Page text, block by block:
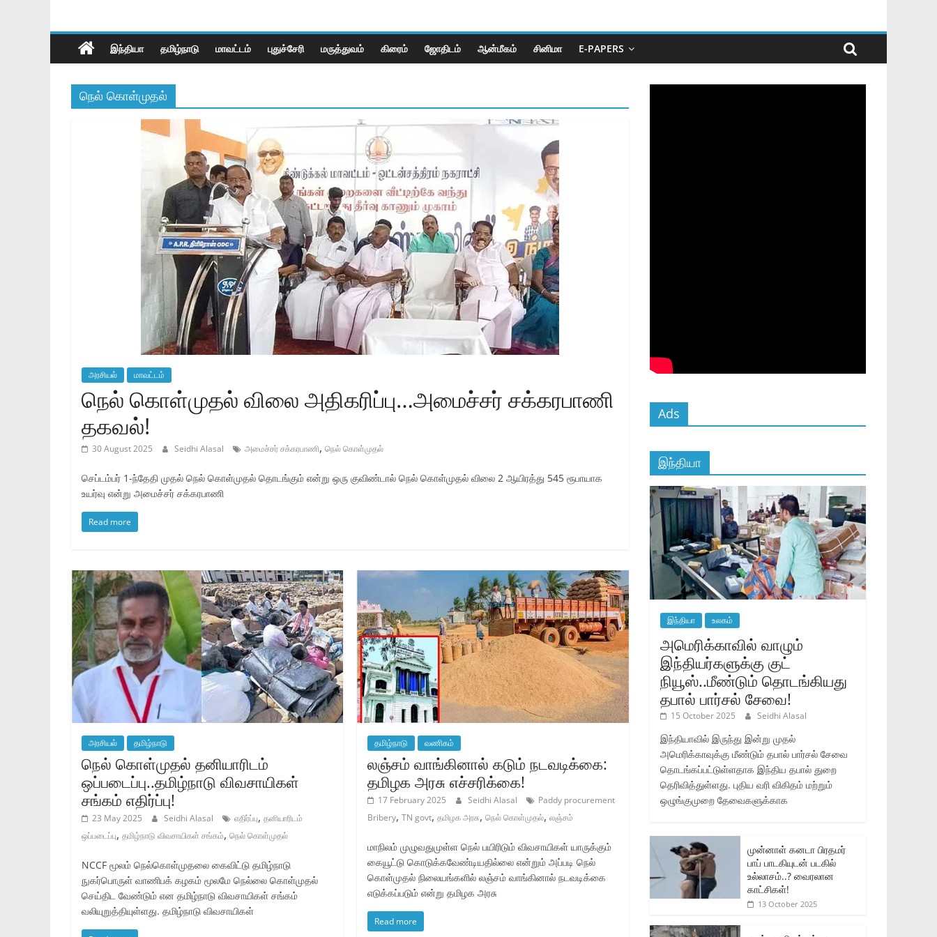
இந்தியா தமிழ்நாடு மாவட்டம் புதுச்சேரி மருத்துவம் கிரைம் ஜோ‌திட‌ம் ஆன்மீகம் சினிமா E-PAPERS
நெல் கொள்முதல்
அரசியல் மாவட்டம்
நெல் கொள்முதல் விலை அதிகரிப்பு…அமைச்சர் சக்கரபாணி
தகவல்!
30 August 2025 Seidhi Alasal அமைச்சர் சக்கரபாணி, நெல் கொள்முதல்
செப்டம்பர் 1-ந்தேதி முதல் நெல் கொள்முதல் தொடங்கும் என்று ஒரு குவிண்டால் நெல் கொள்முதல் விலை 2 ஆயிரத்து 545 ரூபாயாக
உயர்வு என்று அமைச்சர் சக்கரபாணி
Read more
அரசியல் தமிழ்நாடு
நெல் கொள்முதல் தனியாரிடம்
ஒப்படைப்பு..தமிழ்நாடு விவசாயிகள்
சங்கம் எதிர்ப்பு!
23 May 2025 Seidhi Alasal எதிர்ப்பு, தனியாரிடம்
ஒப்படைப்பு, தமிழ்நாடு விவசாயிகள் சங்கம், நெல் கொள்முதல்
NCCF மூலம் நெல்கொள்முதலை கைவிட்டு தமிழ்நாடு
நுகர்பொருள் வாணிபக் கழகம் மூலமே நெல்லை கொள்முதல்
செய்திட வேண்டும் என தமிழ்நாடு விவசாயிகள் சங்கம்
வலியுறுத்தியுள்ளது. தமிழ்நாடு விவசாயிகள்
தமிழ்நாடு வணிகம்
லஞ்சம் வாங்கினால் கடும் நடவடிக்கை:
தமிழக அரசு எச்சரிக்கை!
17 February 2025 Seidhi Alasal
Paddy procurement
Bribery,TN govt,தமிழக அரசு,நெல் கொள்முதல்,லஞ்சம்
மாநிலம் முழுவதுமுள்ள நெல் பயிரிடும் விவசாயிகள் யாருக்கும்
கையூட்டு கொடுக்கவேண்டியதில்லை என்றும் அப்படி நெல்
கொள்முதல் நிலையங்களில் லஞ்சம் வாங்கினால் நடவடிக்கை
எடுக்கப்படும் என்று தமிழக அரசு
Read more
Ads
இந்தியா
இந்தியா உலகம்
அமெரிக்காவில் வாழும்
இந்தியர்களுக்கு குட்
நியூஸ்..மீண்டும் தொடங்கியது
தபால் பார்சல் சேவை!
15 October 2025 Seidhi Alasal
இந்தியாவில் இருந்து இன்று முதல்
அமெரிக்காவுக்கு மீண்டும் தபால் பார்சல் சேவை
தொடங்கப்பட்டுள்ளதாக இந்திய தபால் துறை
தெரிவித்துள்ளது. புதிய வரி விகிதம் மற்றும்
ஒழுங்குமுறை தேவைகளுக்காக
முன்னாள் கனடா பிரதமர்
பாப் பாடகியுடன் படகில்
உல்லாசம்..? வைரலான
காட்சிகள்!
13 October 2025